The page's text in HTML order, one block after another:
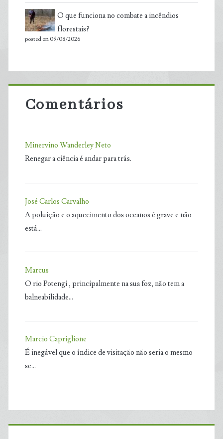
O que funciona no combate a incêndios
florestais?
posted on 05/08/2026
Comentários
Minervino Wanderley Neto
Renegar a ciência é andar para trás.
José Carlos Carvalho
A poluição e o aquecimento dos oceanos é grave e não
está…
Marcus
O rio Potengi , principalmente na sua foz, não tem a
balneabilidade…
Marcio Capriglione
É inegável que o índice de visitação não seria o mesmo
se…